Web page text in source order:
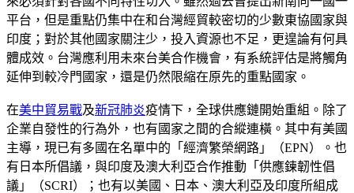
平台，但是重點仍集中在和台灣經貿較密切的少數東協國家與
印度；對於其他國家關注少，投入資源也不足，更遑論有何具
體成效。台灣應利用未來台美合作機會，有系統評估是將觸角
延伸到較冷門國家，還是仍然限縮在原先的重點國家。
在美中貿易戰及新冠肺炎疫情下，全球供應鏈開始重組。除了
企業自發性的行為外，也有國家之間的合縱連橫。其中有美國
主導，現已有多國在名單中的「經濟繁榮網路」（EPN）。也
有日本所倡議，與印度及澳大利亞合作推動「供應鍊韌性倡
議」（SCRI）；也有以美國、日本、澳大利亞及印度所組成